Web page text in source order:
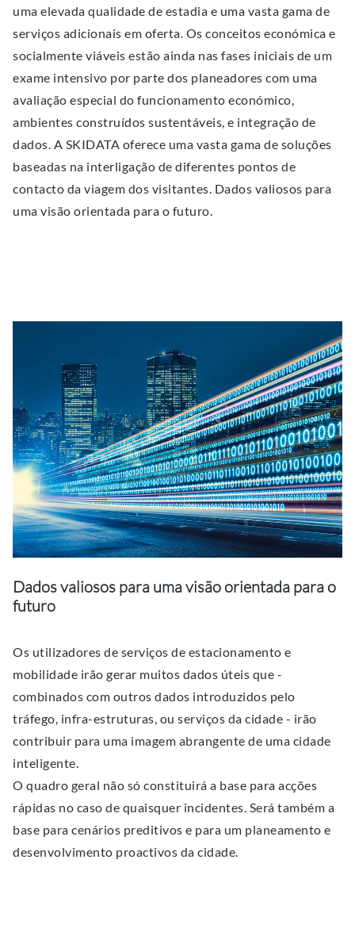
uma elevada qualidade de estadia e uma vasta gama de
serviços adicionais em oferta. Os conceitos económica e
socialmente viáveis estão ainda nas fases iniciais de um
exame intensivo por parte dos planeadores com uma
avaliação especial do funcionamento económico,
ambientes construídos sustentáveis, e integração de
dados. A SKIDATA oferece uma vasta gama de soluções
baseadas na interligação de diferentes pontos de
contacto da viagem dos visitantes. Dados valiosos para
uma visão orientada para o futuro.
Dados valiosos para uma visão orientada para o
futuro
Os utilizadores de serviços de estacionamento e
mobilidade irão gerar muitos dados úteis que -
combinados com outros dados introduzidos pelo
tráfego, infra-estruturas, ou serviços da cidade - irão
contribuir para uma imagem abrangente de uma cidade
inteligente.
O quadro geral não só constituirá a base para acções
rápidas no caso de quaisquer incidentes. Será também a
base para cenários preditivos e para um planeamento e
desenvolvimento proactivos da cidade.